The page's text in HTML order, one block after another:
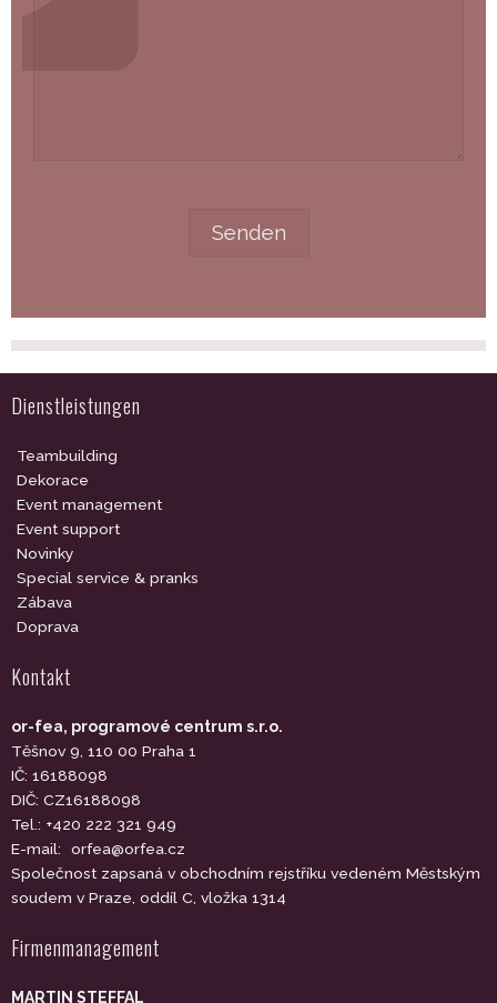
Dienstleistungen
Teambuilding
Dekorace
Event management
Event support
Novinky
Special service & pranks
Zábava
Doprava
Kontakt
or-fea, programové centrum s.r.o.
Těšnov 9, 110 00 Praha 1
IČ: 16188098
DIČ: CZ16188098
Tel.: +420 222 321 949
E-mail:
orfea@orfea.cz
Společnost zapsaná v obchodním rejstříku vedeném Městským
soudem v Praze, oddíl C, vložka 1314
Firmenmanagement
MARTIN STEFFAL